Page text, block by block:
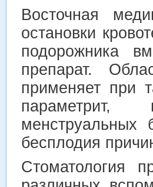
Восточная
остановки
подорожника
препарат.
применяет при
параметрит,
менструальных
бесплодия
Стоматология